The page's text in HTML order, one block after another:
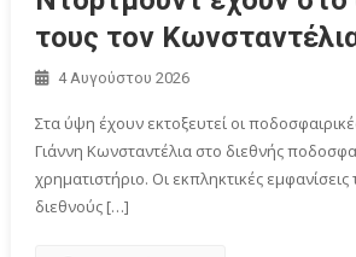
τους τον
4 Αυγούστου 2026
Στα ύψη έχουν εκτοξευτεί οι
Γιάννη Κωνσταντέλια στο διεθνής
χρηματιστήριο. Οι εκπληκτικές
διεθνούς […]